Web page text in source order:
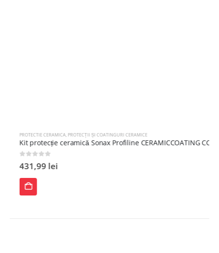
PROTECTIE CERAMICA,PROTECȚII ȘI COATINGURI CERAMICE
Kit protecție ceramică Sonax Profiline CERAMICCOATING CC36
431,99lei
ÎN